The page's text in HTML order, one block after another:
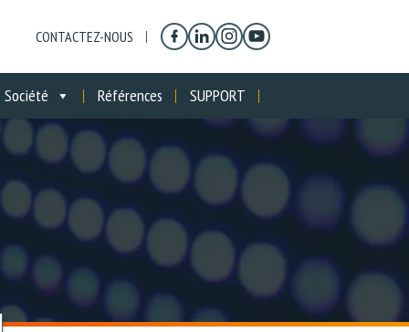
CONTACTEZ-NOUS
Société Références SUPPORT